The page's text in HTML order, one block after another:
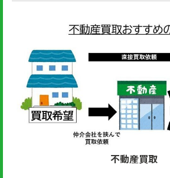
不動産買取